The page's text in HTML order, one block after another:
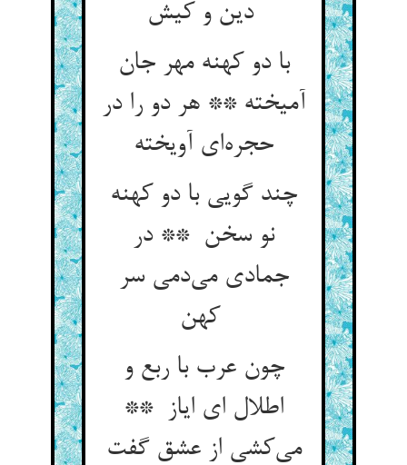
دین و کیش
با دو کهنه مهر جان
آمیخته ** هر دو را در
حجره‌ای آویخته
چند گویی با دو کهنه
نو سخن ** در
جمادی می‌دمی سر
چون عرب با ربع و
اطلال ای ایاز **
می‌کشی از عشق گفت